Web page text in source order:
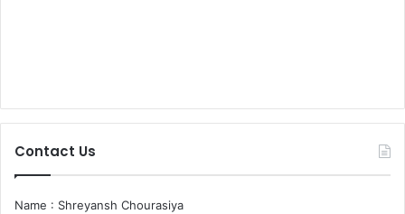
Contact Us
Name : Shreyansh Chourasiya